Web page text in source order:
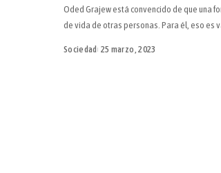
Oded Grajew está convencido de que una
de vida de otras personas. Para él, eso es
Sociedad 25 marzo, 2023